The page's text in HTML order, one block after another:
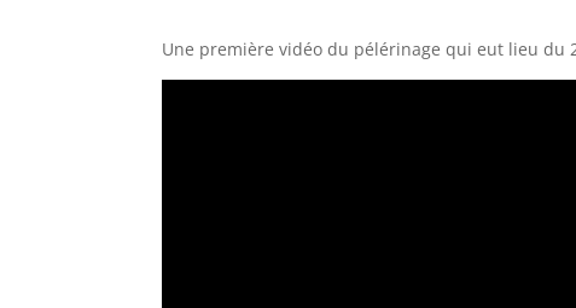
Une première vidéo du pélérinage qui eut lieu du